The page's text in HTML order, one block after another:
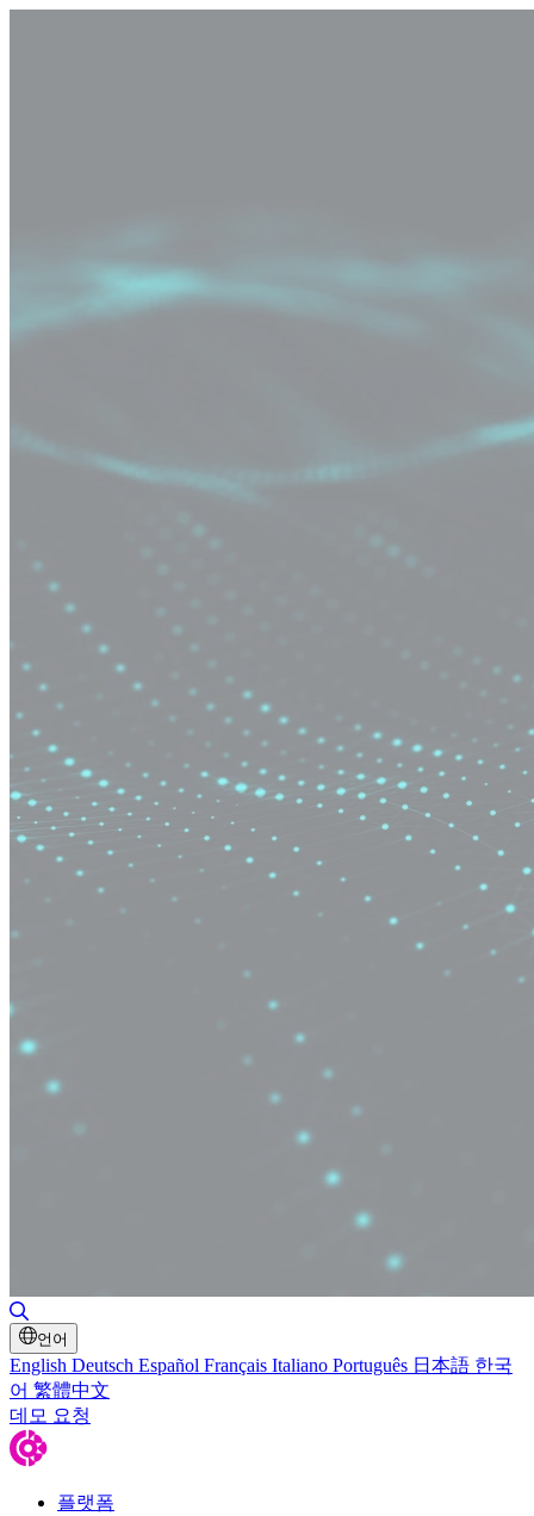
언어
English Deutsch Español Français Italiano Português 日本語 한국
어 繁體中文
데모 요청
플랫폼